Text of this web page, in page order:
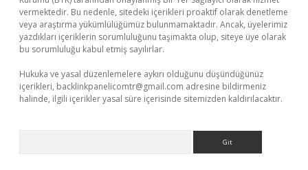
vermektedir. Bu nedenle, sitedeki içerikleri proaktif olarak denetleme
veya araştırma yükümlülüğümüz bulunmamaktadır. Ancak, üyelerimiz
yazdıkları içeriklerin sorumluluğunu taşımakta olup, siteye üye olarak
bu sorumluluğu kabul etmiş sayılırlar.
Hukuka ve yasal düzenlemelere aykırı olduğunu düşündüğünüz
içerikleri, backlinkpanelicomtr@gmail.com adresine bildirmeniz
halinde, ilgili içerikler yasal süre içerisinde sitemizden kaldırılacaktır.